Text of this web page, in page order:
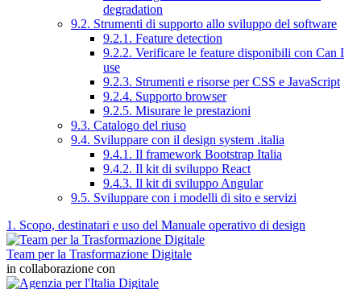
degradation
9.2. Strumenti di supporto allo sviluppo del software
9.2.1. Feature detection
9.2.2. Verificare le feature disponibili con Can I
use
9.2.3. Strumenti e risorse per CSS e JavaScript
9.2.4. Supporto browser
9.2.5. Misurare le prestazioni
9.3. Catalogo del riuso
9.4. Sviluppare con il design system .italia
9.4.1. Il framework Bootstrap Italia
9.4.2. Il kit di sviluppo React
9.4.3. Il kit di sviluppo Angular
9.5. Sviluppare con i modelli di sito e servizi
1. Scopo, destinatari e uso del Manuale operativo di design
Team per la Trasformazione Digitale
in collaborazione con